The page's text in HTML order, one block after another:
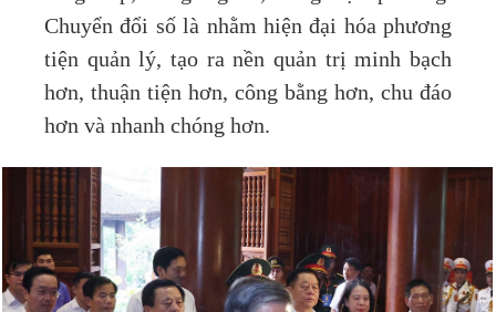
Chuyển đổi số là nhằm hiện đại hóa phương
tiện quản lý, tạo ra nền quản trị minh bạch
hơn, thuận tiện hơn, công bằng hơn, chu đáo
hơn và nhanh chóng hơn.